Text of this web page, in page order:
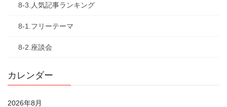
8-3.人気記事ランキング
8-1.フリーテーマ
8-2.座談会
カレンダー
2026年8月